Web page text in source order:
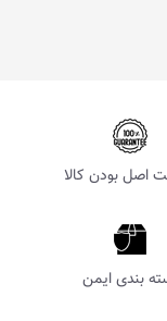
اصل بودن کالا
بندی ایمن